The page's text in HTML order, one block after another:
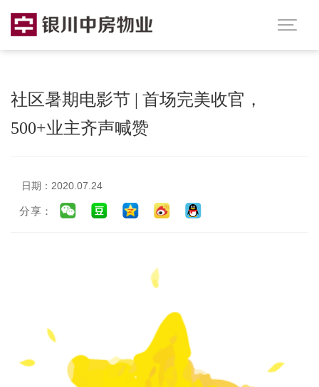

社区暑期电影节 | 首场完美收官，
500+业主齐声喊赞
日期：2020.07.24
分享：